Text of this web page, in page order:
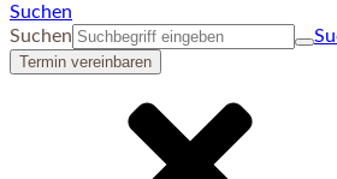
Suchen
Suchen
Termin vereinbaren